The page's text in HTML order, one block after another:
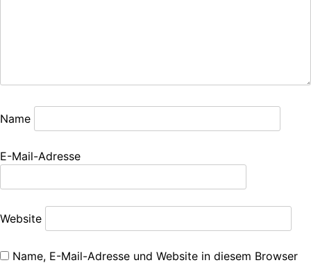
Name
E-Mail-Adresse
Website
Name, E-Mail-Adresse und Website in diesem Browser